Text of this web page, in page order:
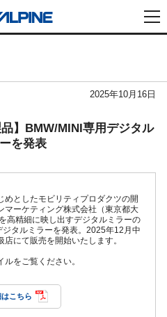
2025年10月16日
】BMW/MINI専用デジタル
を発表
めとしたモビリティプロダクツの開
マーケティング株式会社（東京都大
高精細に映し出すデジタルミラーの
タルミラーを発表。2025年12月中
にて販売を開始いたします。
をご覧ください。
こちら